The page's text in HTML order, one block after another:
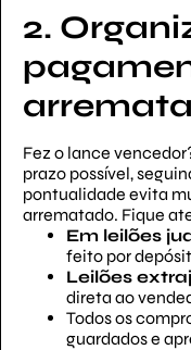
2.
Fez o lance
prazo possível,
pontualidade evita
arrematado. Fique
Em leilões
feito por
Leilões
direta ao
Todos os
guardados e